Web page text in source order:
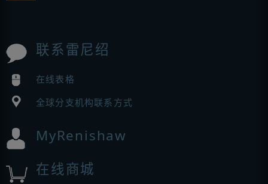
联系雷尼绍
在线表格
全球分支机构联系方式
MyRenishaw
在线商城